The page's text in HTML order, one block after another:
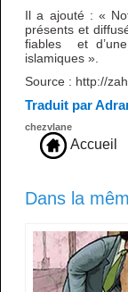
Il a ajouté : «
présents et
fiables et
islamiques ».
Source : http://
Traduit par
chezvlane
Accueil
Dans la